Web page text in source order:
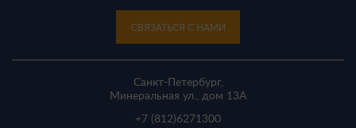
СВЯЗАТЬСЯ С НАМИ
Санкт-Петербург,
Минеральная ул., дом 13A
+7 (812)6271300